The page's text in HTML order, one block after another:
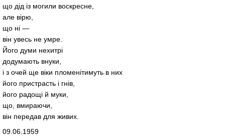
що дід із могили воскресне,
але вірю,
що ні —
він увесь не умре.
Його думи нехитрі
додумають внуки,
і з очей ще віки пломенітимуть в них
його пристрасть і гнів,
його радощі й муки,
що, вмираючи,
він передав для живих.
09.06.1959